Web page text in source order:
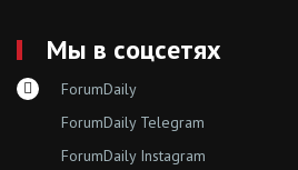
Мы в соцсетях
ForumDaily
ForumDaily Telegram
ForumDaily Instagram